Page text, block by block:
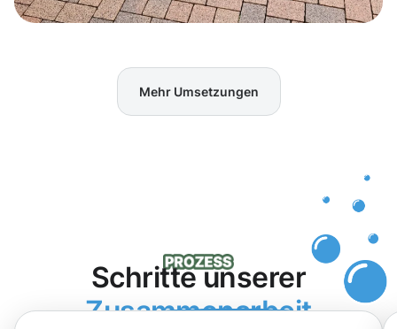
Mehr Umsetzungen
Schritte unserer
Zusammenarbeit